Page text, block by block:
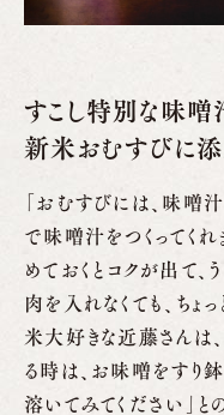
すこし特別な味噌
新米おむすびに添
「おむすびには、味噌
で味噌汁をつくってくれ
めておくとコクが出て、
肉を入れなくても、ちょ
米大好きな近藤さんは
る時は、お味噌をすり
溶いてみてください」